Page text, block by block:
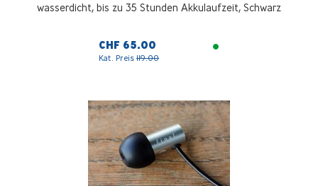
wasserdicht, bis zu 35 Stunden Akkulaufzeit, Schwarz
CHF 65.00
Kat. Preis 119.00